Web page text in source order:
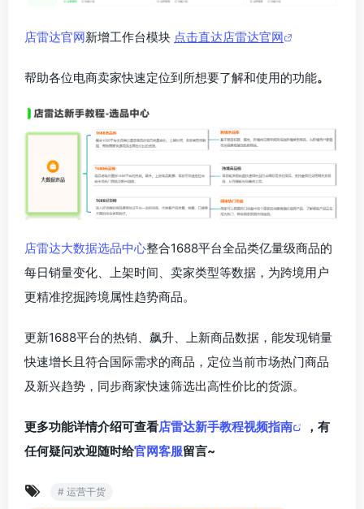
店雷达官网新增工作台模块 点击直达店雷达官网
帮助各位电商卖家快速定位到所想要了解和使用的功能。
店雷达大数据选品中心整合1688平台全品类亿量级商品的
每日销量变化、上架时间、卖家类型等数据，为跨境用户
更精准挖掘跨境属性趋势商品。
更新1688平台的热销、飙升、上新商品数据，能发现销量
快速增长且符合国际需求的商品，定位当前市场热门商品
及新兴趋势，同步商家快速筛选出高性价比的货源。
更多功能详情介绍可查看店雷达新手教程视频指南 ， 有
任何疑问欢迎随时给官网客服留言~
# 运营干货